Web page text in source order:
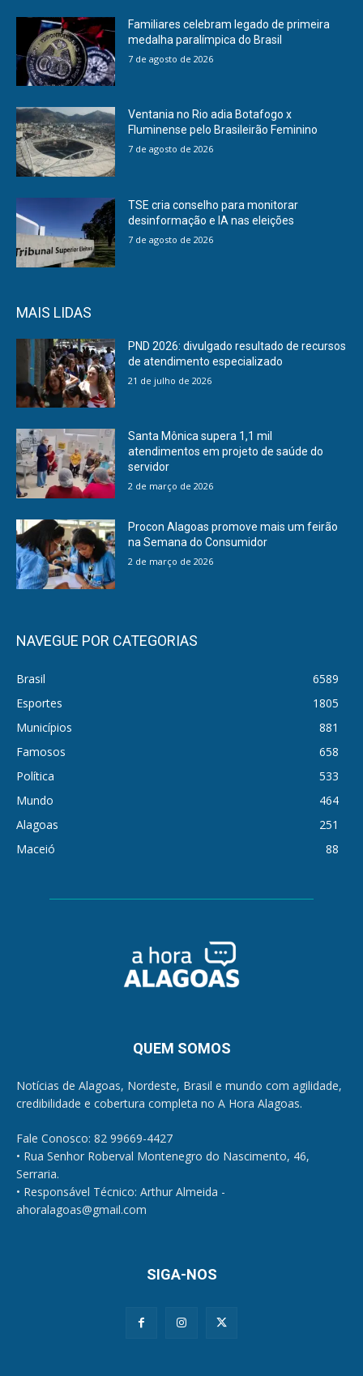
Familiares celebram legado de primeira
medalha paralímpica do Brasil
7 de agosto de 2026
Ventania no Rio adia Botafogo x
Fluminense pelo Brasileirão Feminino
7 de agosto de 2026
TSE cria conselho para monitorar
desinformação e IA nas eleições
7 de agosto de 2026
MAIS LIDAS
PND 2026: divulgado resultado de recursos
de atendimento especializado
21 de julho de 2026
Santa Mônica supera 1,1 mil
atendimentos em projeto de saúde do
servidor
2 de março de 2026
Procon Alagoas promove mais um feirão
na Semana do Consumidor
2 de março de 2026
NAVEGUE POR CATEGORIAS
Brasil
6589
Esportes
1805
Municípios
881
Famosos
658
Política
533
Mundo
464
Alagoas
251
Maceió
88
QUEM SOMOS
Notícias de Alagoas, Nordeste, Brasil e mundo com agilidade,
credibilidade e cobertura completa no A Hora Alagoas.
Fale Conosco: 82 99669-4427
• Rua Senhor Roberval Montenegro do Nascimento, 46,
Serraria.
• Responsável Técnico: Arthur Almeida -
ahoralagoas@gmail.com
SIGA-NOS